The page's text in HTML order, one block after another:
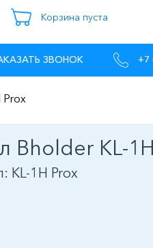
Корзина пуста
ЗВОНОК +7
Prox
Bholder КL-
КL-1H Prox